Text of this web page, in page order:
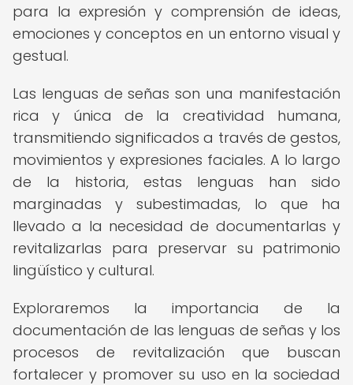
para la expresión y comprensión de ideas,
emociones y conceptos en un entorno visual y
gestual.
Las lenguas de señas son una manifestación
rica y única de la creatividad humana,
transmitiendo significados a través de gestos,
movimientos y expresiones faciales. A lo largo
de la historia, estas lenguas han sido
marginadas y subestimadas, lo que ha
llevado a la necesidad de documentarlas y
revitalizarlas para preservar su patrimonio
lingüístico y cultural.
Exploraremos la importancia de la
documentación de las lenguas de señas y los
procesos de revitalización que buscan
fortalecer y promover su uso en la sociedad